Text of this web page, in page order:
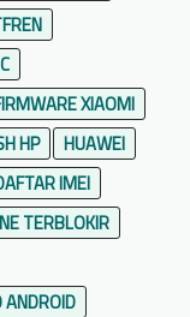
XIAOMI
HP
HUAWEI
IMEI
TERBLOKIR
ANDROID